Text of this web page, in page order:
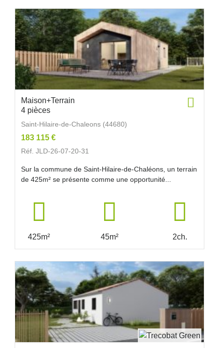
Maison+Terrain
4 pièces
Saint-Hilaire-de-Chaleons (44680)
183 115 €
Réf. JLD-26-07-20-31
Sur la commune de Saint-Hilaire-de-Chaléons, un terrain
de 425m² se présente comme une opportunité...
425m² 45m² 2ch.